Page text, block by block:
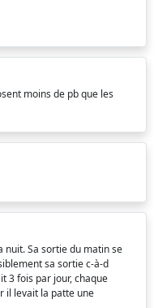
moins de pb que les
nuit. Sa sortie du matin se
sa sortie c-à-d
3 fois par jour, chaque
il levait la patte une